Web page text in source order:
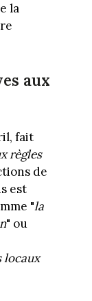
la
aux
fait
règles
de
est
"la
" ou
locaux